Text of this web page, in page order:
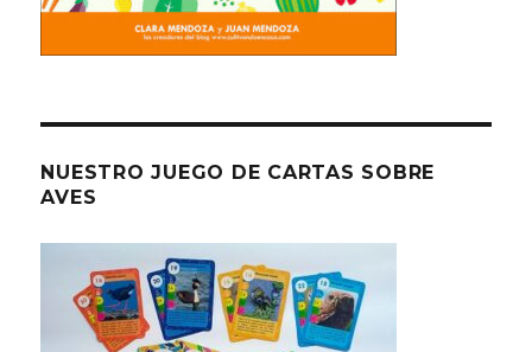
NUESTRO JUEGO DE CARTAS SOBRE
AVES